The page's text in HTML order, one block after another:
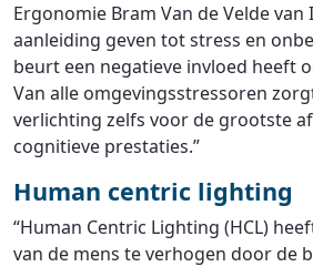
Ergonomie Bram Van de Velde van
aanleiding geven tot stress en
beurt een negatieve invloed heeft
Van alle omgevingsstressoren
verlichting zelfs voor de grootste
cognitieve prestaties.”
Human centric lighting
“Human Centric Lighting (HCL)
van de mens te verhogen door de